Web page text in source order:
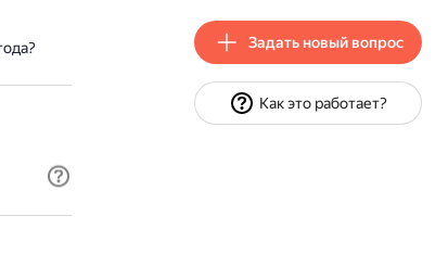
Задать новый вопрос
Как это работает?